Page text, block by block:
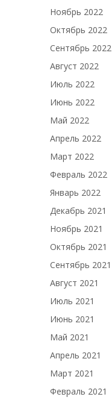
Ноябрь 2022
Октябрь 2022
Сентябрь 2022
Август 2022
Июль 2022
Июнь 2022
Май 2022
Апрель 2022
Март 2022
Февраль 2022
Январь 2022
Декабрь 2021
Ноябрь 2021
Октябрь 2021
Сентябрь 2021
Август 2021
Июль 2021
Июнь 2021
Май 2021
Апрель 2021
Март 2021
Февраль 2021